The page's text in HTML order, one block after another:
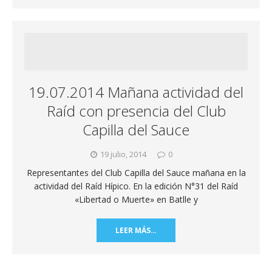
19.07.2014 Mañana actividad del
Raíd con presencia del Club
Capilla del Sauce
19 julio, 2014 0
Representantes del Club Capilla del Sauce mañana en la
actividad del Raíd Hípico. En la edición N°31 del Raíd
«Libertad o Muerte» en Batlle y
LEER MÁS…